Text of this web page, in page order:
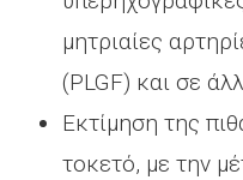
μητριαίες
(PLGF) και σε
Εκτίμηση της
τοκετό, με την